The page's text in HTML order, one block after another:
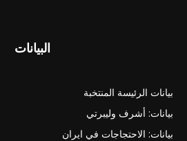
البيانات
بيانات الرئيسة المنتخبة
بيانات: أشرف وليبرتي
بيانات: الاحتجاجات في ايران